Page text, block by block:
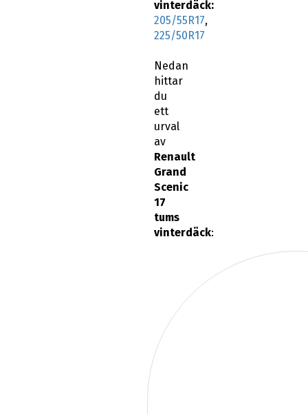
vinterdäck:
205/55R17,
225/50R17
Nedan
hittar
du
ett
urval
av
Renault
Grand
Scenic
17
tums
vinterdäck: